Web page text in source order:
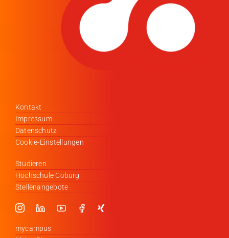
Kontakt
Impressum
Datenschutz
Cookie-Einstellungen
Studieren
Hochschule Coburg
Stellenangebote
mycampus